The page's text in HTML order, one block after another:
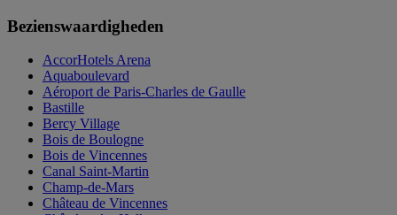
Bezienswaardigheden
AccorHotels Arena
Aquaboulevard
Aéroport de Paris-Charles de Gaulle
Bastille
Bercy Village
Bois de Boulogne
Bois de Vincennes
Canal Saint-Martin
Champ-de-Mars
Château de Vincennes